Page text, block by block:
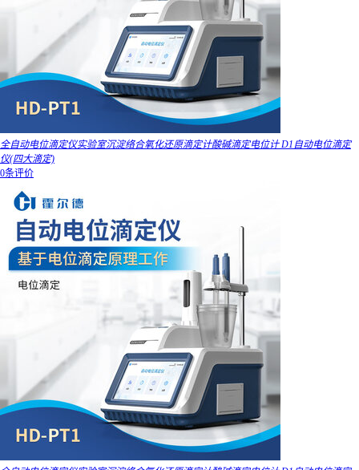
全自动电位滴定仪实验室沉淀络合氧化还原滴定计酸碱滴定电位计 D1自动电位滴定
仪(四大滴定)
0条评价